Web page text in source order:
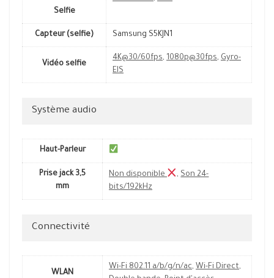
Selfie
Capteur (selfie) Samsung S5KJN1
Vidéo selfie
4K@30/60fps, 1080p@30fps, Gyro-
EIS
Système audio
Haut-Parleur
Prise jack 3,5
mm
Non disponible ,Son 24-
bits/192kHz
Connectivité
WLAN
Wi-Fi 802.11 a/b/g/n/ac, Wi-Fi Direct,